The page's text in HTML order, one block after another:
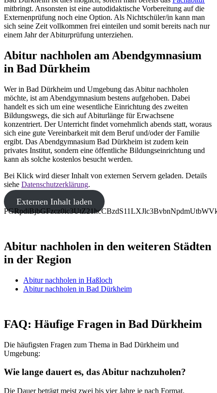
mitbringt. Ansonsten ist eine autodidaktische Vorbereitung auf die
Externenprüfung noch eine Option. Als Nichtschüler/in kann man
sich seine Zeit vollkommen frei einteilen und somit bereits nach nur
einem Jahr der Abiturprüfung unterziehen.
Abitur nachholen am Abendgymnasium
in Bad Dürkheim
Wer in Bad Dürkheim und Umgebung das Abitur nachholen
möchte, ist am Abendgymnasium bestens aufgehoben. Dabei
handelt es sich um eine wesentliche Einrichtung des zweiten
Bildungswegs, die sich auf Abiturlänge für Erwachsene
konzentriert. Der Unterricht findet vornehmlich abends statt, woraus
sich eine gute Vereinbarkeit mit dem Beruf und/oder der Familie
ergibt. Das Abendgymnasium Bad Dürkheim ist zudem kein
privates Institut, sondern eine öffentliche Bildungseinrichtung und
kann als solche kostenlos besucht werden.
Bei Klick wird dieser Inhalt von externen Servern geladen. Details
siehe Datenschutzerklärung.
Externen Inhalt laden
Abitur nachholen in den weiteren Städten
in der Region
Abitur nachholen in Haßloch
Abitur nachholen in Bad Dürkheim
FAQ: Häufige Fragen in Bad Dürkheim
Die häufigsten Fragen zum Thema in Bad Dürkheim und
Umgebung:
Wie lange dauert es, das Abitur nachzuholen?
Die Dauer beträgt meist zwei bis vier Jahre je nach Format.